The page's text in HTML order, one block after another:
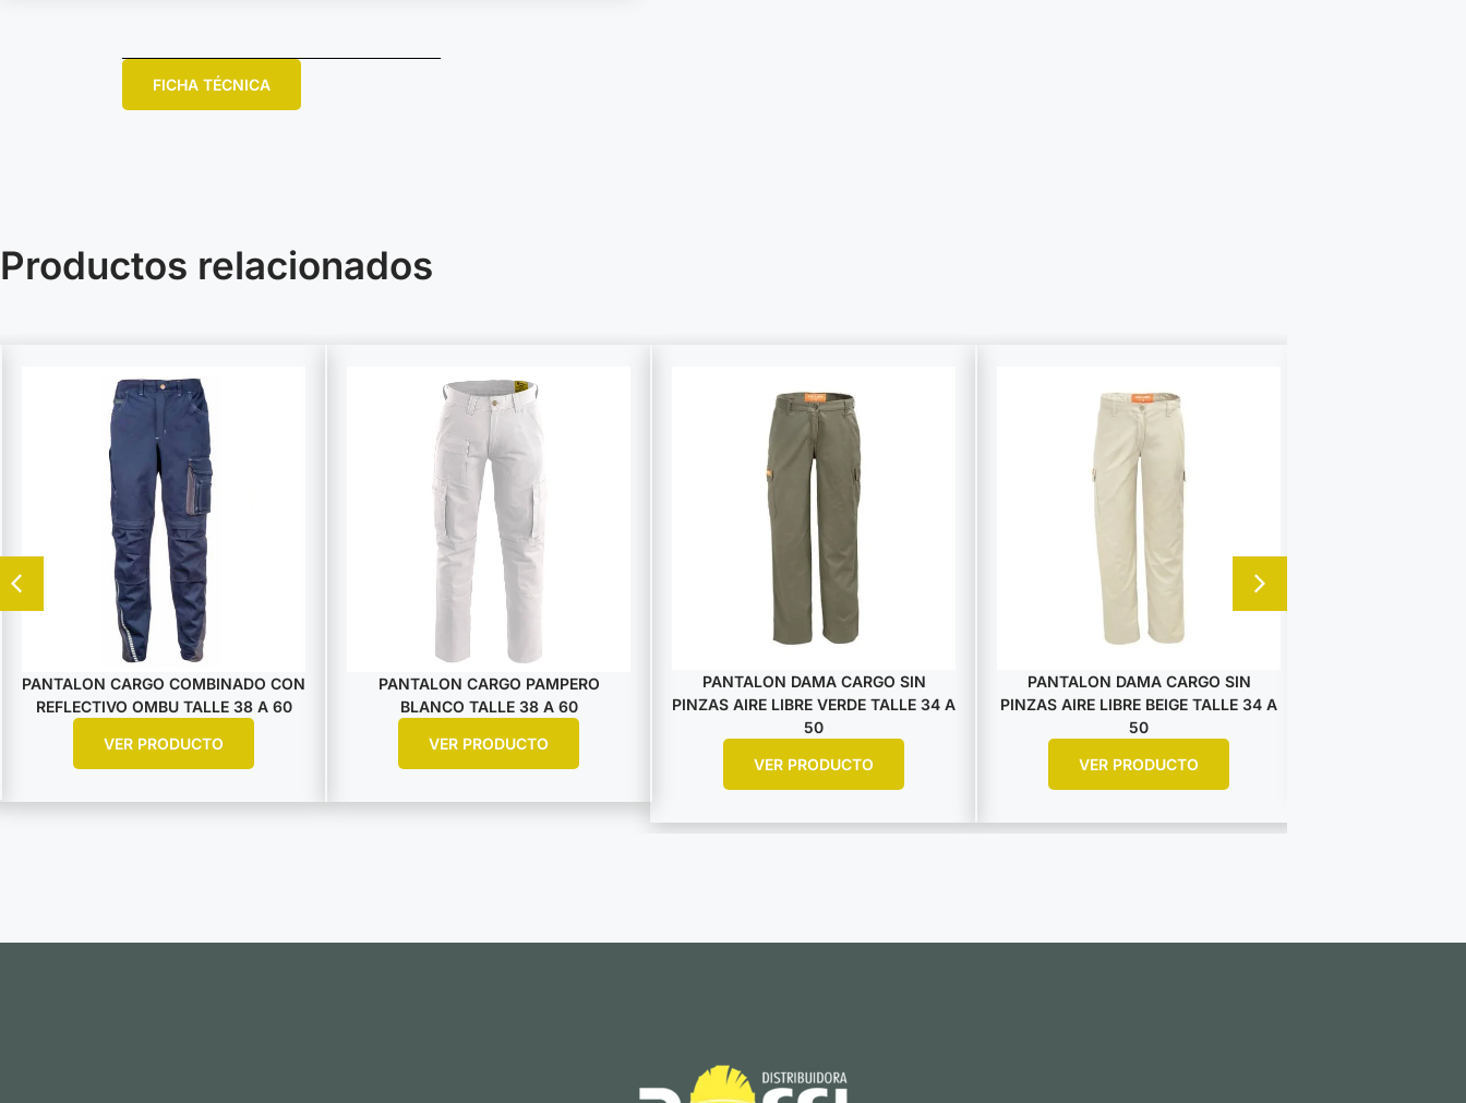
FICHA TÉCNICA
Productos relacionados
PANTALON CARGO COMBINADO CON
REFLECTIVO OMBU TALLE 38 A 60
VER PRODUCTO
PANTALON CARGO PAMPERO
BLANCO TALLE 38 A 60
VER PRODUCTO
PANTALON DAMA CARGO SIN
PINZAS AIRE LIBRE VERDE TALLE 34 A
50
VER PRODUCTO
PANTALON DAMA CARGO SIN
PINZAS AIRE LIBRE BEIGE TALLE 34 A
50
VER PRODUCTO